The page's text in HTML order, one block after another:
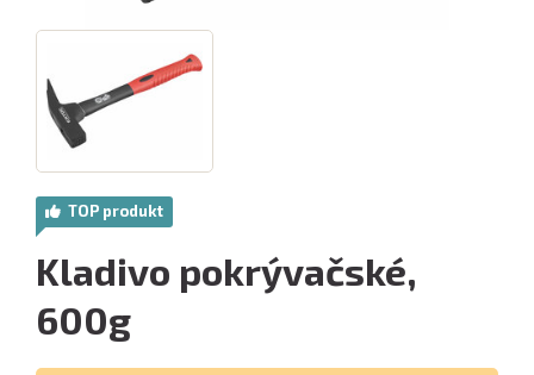
TOP produkt
Kladivo pokrývačské,
600g